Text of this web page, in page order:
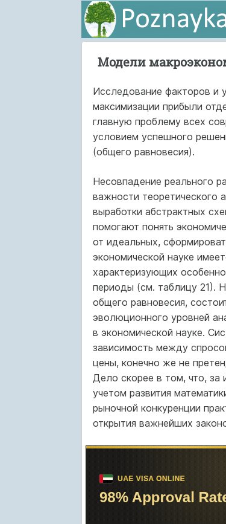
Модели
Исследование факторов и
максимизации прибыли
главную проблему всех
условием успешного
(общего равновесия).
Несовпадение реального
важности теоретического
выработки абстрактных
помогают понять
от идеальных,
экономической науке
характеризующих
периоды (см. таблицу 21).
общего равновесия,
эволюционного уровней
в экономической науке.
зависимость между
цены, конечно же не
Дело скорее в том, что, за
учетом развития
рыночной конкуренции
открытия важнейших